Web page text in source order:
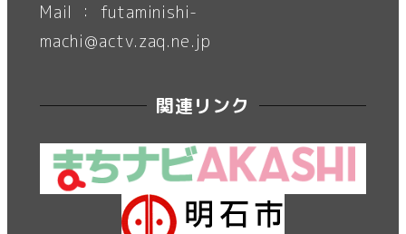
Mail ： futaminishi-
machi@actv.zaq.ne.jp
関連リンク